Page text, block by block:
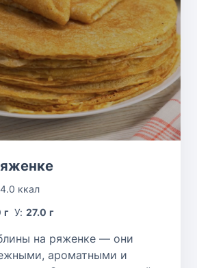
ккал
г У:27.0 г
на ряженке — они
ароматными и